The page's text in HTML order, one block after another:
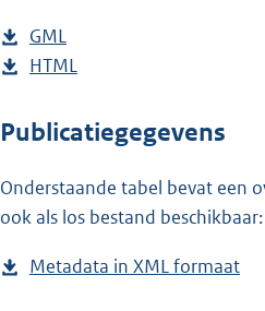
D
o
n
o
a
p
GML
e
t
n
d
g
D
w
l
o
d
HTML
s
a
n
s
Publicatiegegevens
Onderstaande tabel bevat een
ook als los bestand beschikbaar:
Metadata in XML formaat